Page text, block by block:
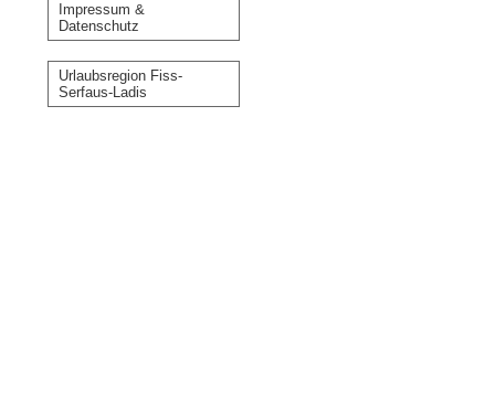
Impressum &
Datenschutz
Urlaubsregion Fiss-
Serfaus-Ladis